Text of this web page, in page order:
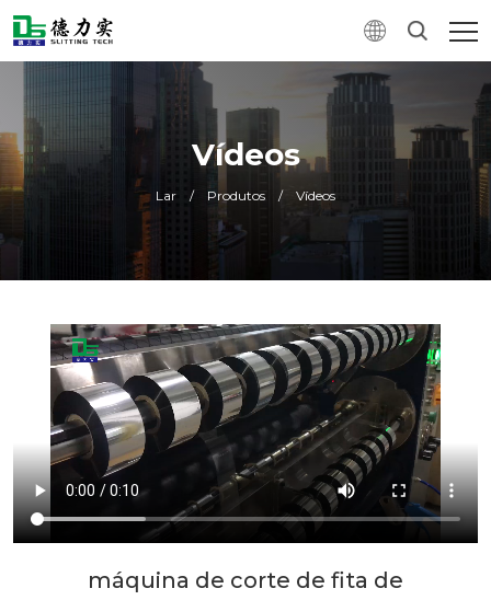
Vídeos
Lar / Produtos / Vídeos
máquina de corte de fita de